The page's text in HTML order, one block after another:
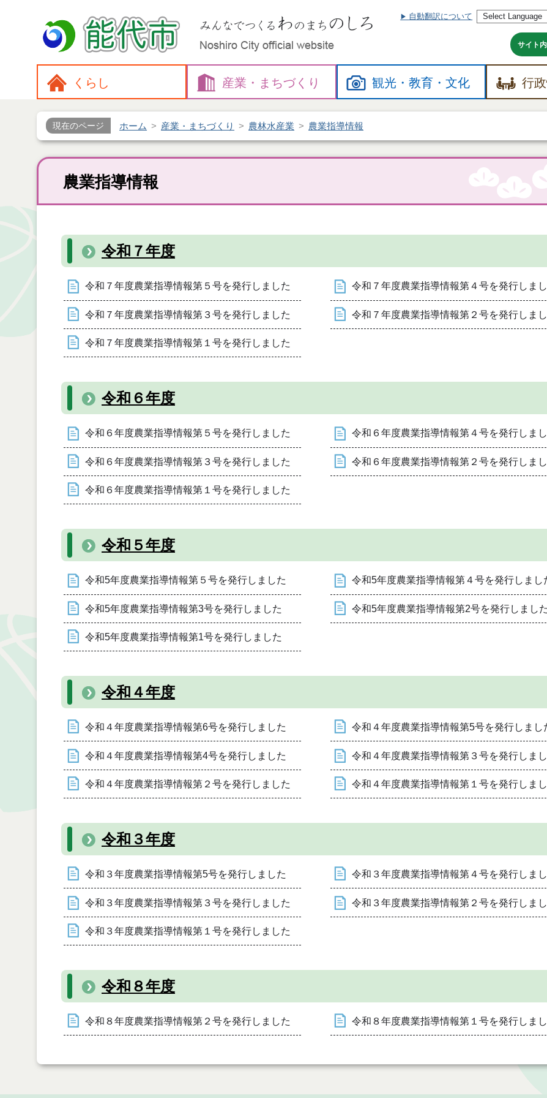
自動翻訳について
サイト
くらし 産業・ まちづくり 観光・教育・文化 行
現在のページ ホーム 産業・まちづくり 農林水産業 農業指導情報
農業指導情報
令和７年度
令和７年度農業指導情報第５号を発行しました 令和７年度農業指導情報第４号を発行しま
令和７年度農業指導情報第３号を発行しました 令和７年度農業指導情報第２号を発行しま
令和７年度農業指導情報第１号を発行しました
令和６年度
令和６年度農業指導情報第５号を発行しました 令和６年度農業指導情報第４号を発行しま
令和６年度農業指導情報第３号を発行しました 令和６年度農業指導情報第２号を発行しま
令和６年度農業指導情報第１号を発行しました
令和５年度
令和5年度農業指導情報第５号を発行しました 令和5年度農業指導情報第４号を発行しまし
令和5年度農業指導情報第3号を発行しました 令和5年度農業指導情報第2号を発行しました
令和5年度農業指導情報第1号を発行しました
令和４年度
令和４年度農業指導情報第6号を発行しました 令和４年度農業指導情報第5号を発行しまし
令和４年度農業指導情報第4号を発行しました 令和４年度農業指導情報第３号を発行しま
令和４年度農業指導情報第２号を発行しました 令和４年度農業指導情報第１号を発行しま
令和３年度
令和３年度農業指導情報第5号を発行しました 令和３年度農業指導情報第４号を発行しま
令和３年度農業指導情報第３号を発行しました 令和３年度農業指導情報第２号を発行しま
令和３年度農業指導情報第１号を発行しました
令和８年度
令和８年度農業指導情報第２号を発行しました 令和８年度農業指導情報第１号を発行しま